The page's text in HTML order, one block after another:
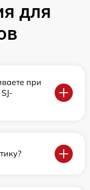
для
при